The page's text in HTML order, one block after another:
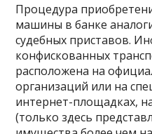
Процедура
машины в банке
судебных приставов.
конфискованных
расположена на
организаций или на
интернет-площадках,
(только здесь